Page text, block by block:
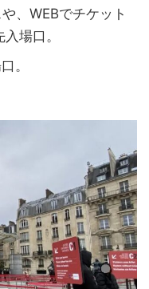
、WEBでチケット
場口。
。